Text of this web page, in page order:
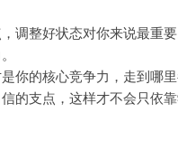
调整好状态对你来说最重要
你的核心竞争力，走到哪
的支点，这样才不会只依